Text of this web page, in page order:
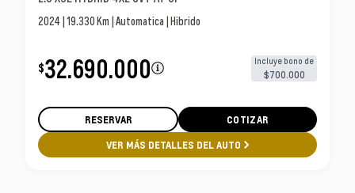
2024 | 19.330 Km | Automatica | Hibrido
$32.690.000 Incluye bono de
$700.000
RESERVAR
COTIZAR
VER MÁS DETALLES DEL AUTO